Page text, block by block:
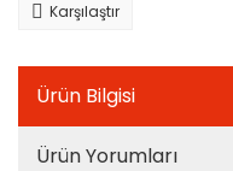
Karşılaştır
Ürün Bilgisi
Ürün Yorumları